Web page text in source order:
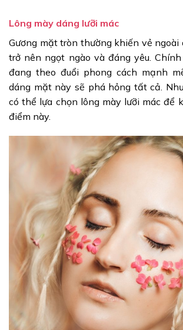
Lông mày dáng lưỡi mác
Gương mặt tròn thường khiến vẻ ngoài
trở nên ngọt ngào và đáng yêu.
đang theo đuổi phong cách mạnh
dáng mặt này sẽ phá hỏng tất cả.
có thể lựa chọn lông mày lưỡi mác để
điểm này.